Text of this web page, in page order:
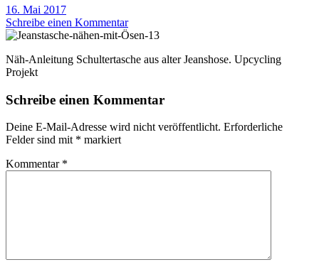
16. Mai 2017
Schreibe einen Kommentar
Näh-Anleitung Schultertasche aus alter Jeanshose. Upcycling
Projekt
Schreibe einen Kommentar
Deine E-Mail-Adresse wird nicht veröffentlicht. Erforderliche
Felder sind mit * markiert
Kommentar *